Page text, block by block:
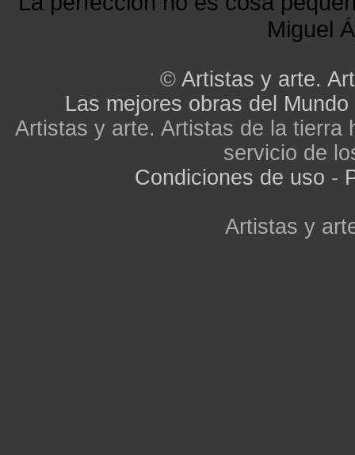
Miguel
© Artistas y arte.
Las mejores obras del Mundo
Artistas y arte. Artistas de la tierra
servicio de
Condiciones de uso -
Artistas y